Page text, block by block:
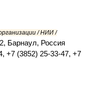
/ НИИ /
Барнаул, Россия
+7 (3852) 25-33-47, +7